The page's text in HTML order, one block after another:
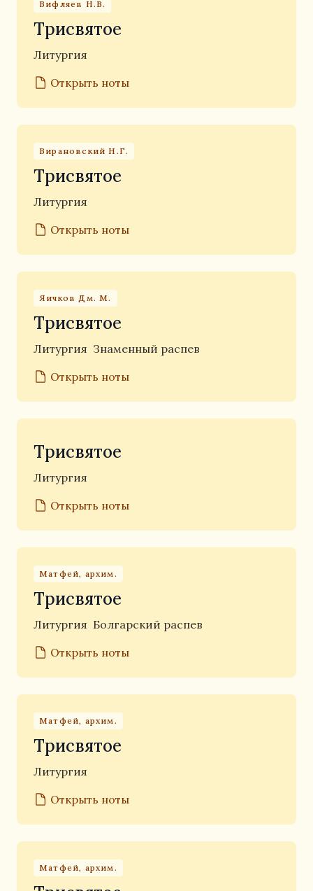
Вифляев Н.В.
Трисвятое
Литургия
Открыть ноты
Вирановский Н.Г.
Трисвятое
Литургия
Открыть ноты
Яичков Дм. М.
Трисвятое
Литургия Знаменный распев
Открыть ноты
Трисвятое
Литургия
Открыть ноты
Матфей, архим.
Трисвятое
Литургия Болгарский распев
Открыть ноты
Матфей, архим.
Трисвятое
Литургия
Открыть ноты
Матфей, архим.